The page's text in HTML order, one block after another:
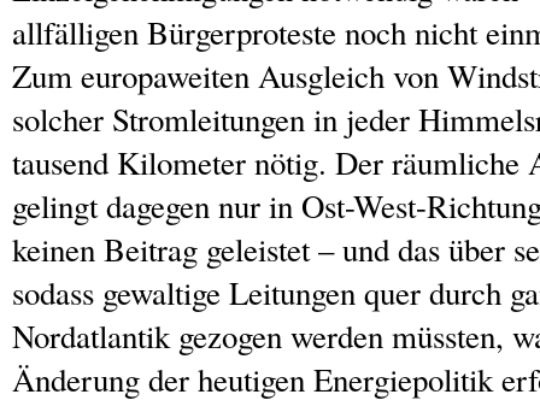
allfälligen Bürgerproteste noch nicht
Zum europaweiten Ausgleich von
solcher Stromleitungen in jeder
tausend Kilometer nötig. Der räumliche
gelingt dagegen nur in Ost-West-
keinen Beitrag geleistet – und das über
sodass gewaltige Leitungen quer durch
Nordatlantik gezogen werden müssten,
Änderung der heutigen Energiepolitik